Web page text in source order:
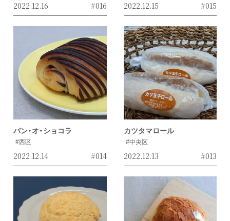
2022.12.16 #016 2022.12.15 #015
パン・オ・ショコラ
#西区
2022.12.14 #014
カツタマロール
#中央区
2022.12.13 #013